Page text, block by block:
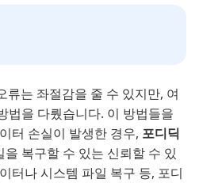
류는 좌절감을 줄 수 있지만, 여
법을 다뤘습니다. 이 방법들을
터 손실이 발생한 경우, 포디딕
복구할 수 있는 신뢰할 수 있
터나 시스템 파일 복구 등, 포디